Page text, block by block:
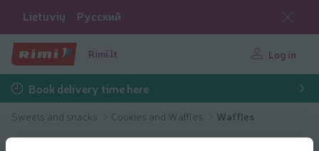
Lietuvių Русский
Rimi.lt Log in
Book delivery time here
Sweets and snacks Cookies and Waffles Waffles